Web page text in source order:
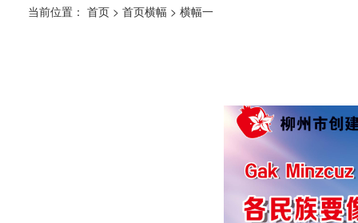
当前位置： 首页 > 首页横幅 > 横幅一